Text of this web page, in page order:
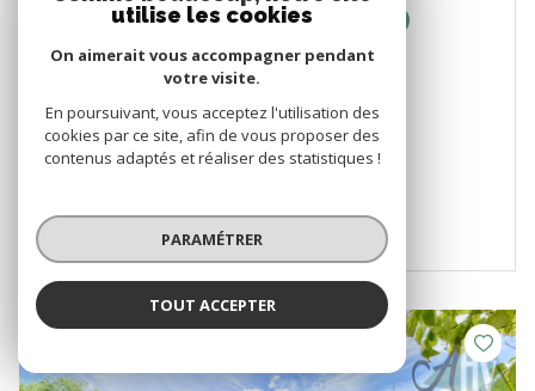
2
130 000 €
VOIR LE BIEN
utilise les cookies
On aimerait vous accompagner pendant
votre visite.
En poursuivant, vous acceptez l'utilisation des
cookies par ce site, afin de vous proposer des
contenus adaptés et réaliser des statistiques !
PARAMÉTRER
TOUT ACCEPTER